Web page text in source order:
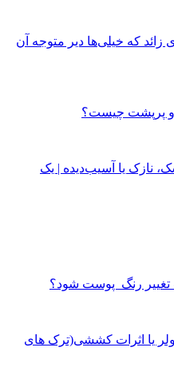
که خیلی‌ها دیر متوجه آن
و پرپشت چیست؟
نازک یا آسیب‌دیده | یک
تغییر رنگ ‍ پوست شود؟
یا اثرات کششی(ترک های